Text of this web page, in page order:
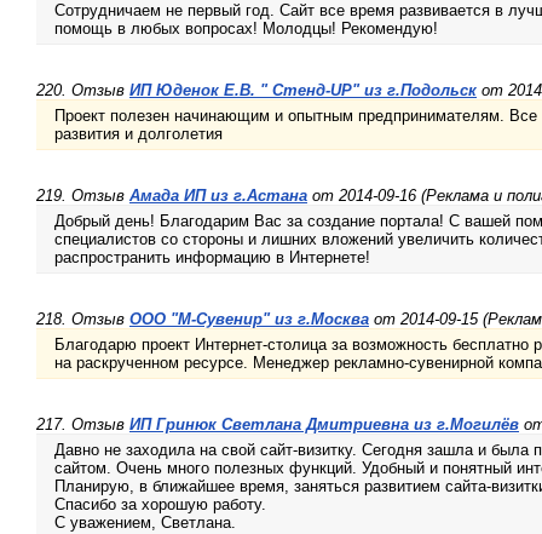
Сотрудничаем не первый год. Сайт все время развивается в
помощь в любых вопросах! Молодцы! Рекомендую!
220. Отзыв ИП Юденок Е.В. " Cтенд-UP" из г.Подольск от
Проект полезен начинающим и опытным предпринимателям.
развития и долголетия
219. Отзыв Амада ИП из г.Астана от 2014-09-16 (Реклама и
Добрый день! Благодарим Вас за создание портала! С вашей
специалистов со стороны и лишних вложений увеличить
распространить информацию в Интернете!
218. Отзыв ООО "М-Сувенир" из г.Москва от 2014-09-15
Благодарю проект Интернет-столица за возможность бесплатно
на раскрученном ресурсе. Менеджер рекламно-сувенирной
217. Отзыв ИП Гринюк Светлана Дмитриевна из г.Могилёв
Давно не заходила на свой сайт-визитку. Сегодня зашла и была
сайтом. Очень много полезных функций. Удобный и понятный
Планирую, в ближайшее время, заняться развитием сайта-
Спасибо за хорошую работу.
С уважением, Светлана.